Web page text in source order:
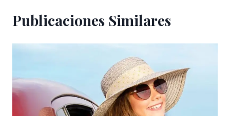
Publicaciones Similares